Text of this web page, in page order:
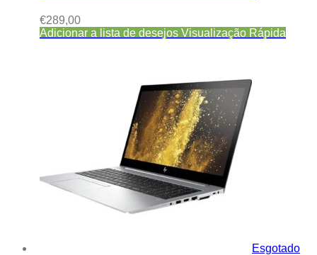
€289,00
Adicionar a lista de desejos Visualização Rápida
Esgotado